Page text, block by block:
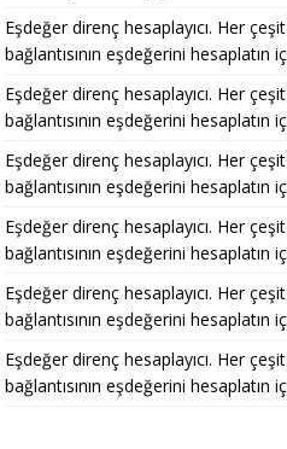
Eşdeğer direnç hesaplayıcı. Her
bağlantısının eşdeğerini hesaplatın
Eşdeğer direnç hesaplayıcı. Her
bağlantısının eşdeğerini hesaplatın
Eşdeğer direnç hesaplayıcı. Her
bağlantısının eşdeğerini hesaplatın
Eşdeğer direnç hesaplayıcı. Her
bağlantısının eşdeğerini hesaplatın
Eşdeğer direnç hesaplayıcı. Her
bağlantısının eşdeğerini hesaplatın
Eşdeğer direnç hesaplayıcı. Her
bağlantısının eşdeğerini hesaplatın